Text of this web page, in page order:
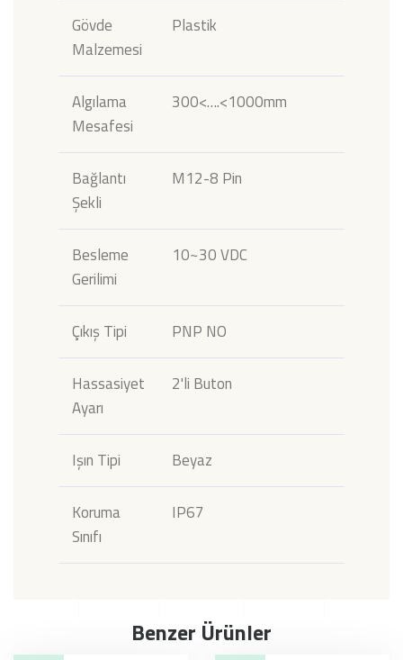
Gövde
Malzemesi
Plastik
Algılama
Mesafesi
300<….<1000mm
Bağlantı
Şekli
M12-8 Pin
Besleme
Gerilimi
10~30 VDC
Çıkış Tipi PNP NO
Hassasiyet
Ayarı
2'li Buton
Işın Tipi Beyaz
Koruma
Sınıfı
IP67
Benzer Ürünler